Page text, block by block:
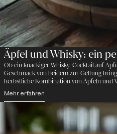
Äpfel und Whisky: ein
Ob ein knackiger Whisky-Cocktail auf
Geschmack von beidem zur Geltung
herbstliche Kombination von Äpfeln und
Mehr erfahren